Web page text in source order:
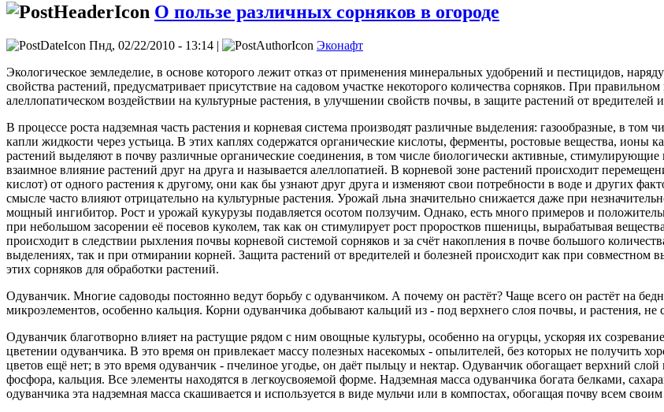
О пользе различных сорняков в огороде
Пнд, 02/22/2010 - 13:14 |
Эконафт
Экологическое земледелие, в основе которого лежит отказ от применения минеральных удобрений и пестицидов,
свойства растений, предусматривает присутствие на садовом участке некоторого количества сорняков. При
алеллопатическом воздействии на культурные растения, в улучшении свойств почвы, в защите растений от вредителей
В процессе роста надземная часть растения и корневая система производят различные выделения: газообразные, в
капли жидкости через устьица. В этих каплях содержатся органические кислоты, ферменты, ростовые вещества, ионы
растений выделяют в почву различные органические соединения, в том числе биологически активные,
взаимное влияние растений друг на друга и называется алеллопатией. В корневой зоне растений происходит
кислот) от одного растения к другому, они как бы узнают друг друга и изменяют свои потребности в воде и других
смысле часто влияют отрицательно на культурные растения. Урожай льна значительно снижается даже при
мощный ингибитор. Рост и урожай кукурузы подавляется осотом ползучим. Однако, есть много примеров и
при небольшом засорении её посевов куколем, так как он стимулирует рост проростков пшеницы, вырабатывая
происходит в следствии рыхления почвы корневой системой сорняков и за счёт накопления в почве большого
выделениях, так и при отмирании корней. Защита растений от вредителей и болезней происходит как при совместном
этих сорняков для обработки растений.
Одуванчик. Многие садоводы постоянно ведут борьбу с одуванчиком. А почему он растёт? Чаще всего он растёт на
микроэлементов, особенно кальция. Корни одуванчика добывают кальций из - под верхнего слоя почвы, и растения,
Одуванчик благотворно влияет на растущие рядом с ним овощные культуры, особенно на огурцы, ускоряя их
цветении одуванчика. В это время он привлекает массу полезных насекомых - опылителей, без которых не получить
цветов ещё нет; в это время одуванчик - пчелиное угодье, он даёт пыльцу и нектар. Одуванчик обогащает верхний
фосфора, кальция. Все элементы находятся в легкоусвояемой форме. Надземная масса одуванчика богата белками,
одуванчика эта надземная масса скашивается и используется в виде мульчи или в компостах, обогащая почву всем